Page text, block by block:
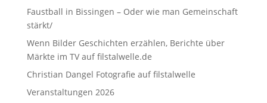
Faustball in Bissingen – Oder wie man Gemeinschaft
stärkt/
Wenn Bilder Geschichten erzählen, Berichte über
Märkte im TV auf filstalwelle.de
Christian Dangel Fotografie auf filstalwelle
Veranstaltungen 2026